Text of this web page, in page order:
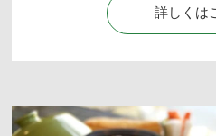
詳しくは